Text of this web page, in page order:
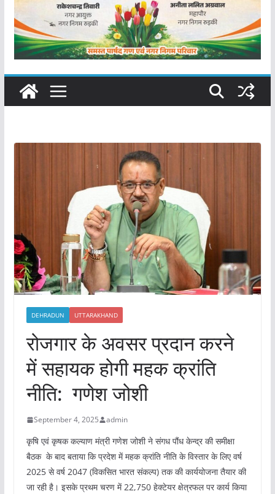
DEHRADUN UTTARAKHAND
रोजगार के अवसर प्रदान करने
में सहायक होगी महक क्रांति
नीति: गणेश जोशी
September 4, 2025 admin
कृषि एवं कृषक कल्याण मंत्री गणेश जोशी ने संगध पौंध केन्द्र की समीक्षा
बैठक के बाद बताया कि प्रदेश में महक क्रांति नीति के विस्तार के लिए वर्ष
2025 से वर्ष 2047 (विकसित भारत संकल्प) तक की कार्ययोजना तैयार की
जा रही है। इसके प्रथम चरण में 22,750 हेक्टेयर क्षेत्रफल पर कार्य किया